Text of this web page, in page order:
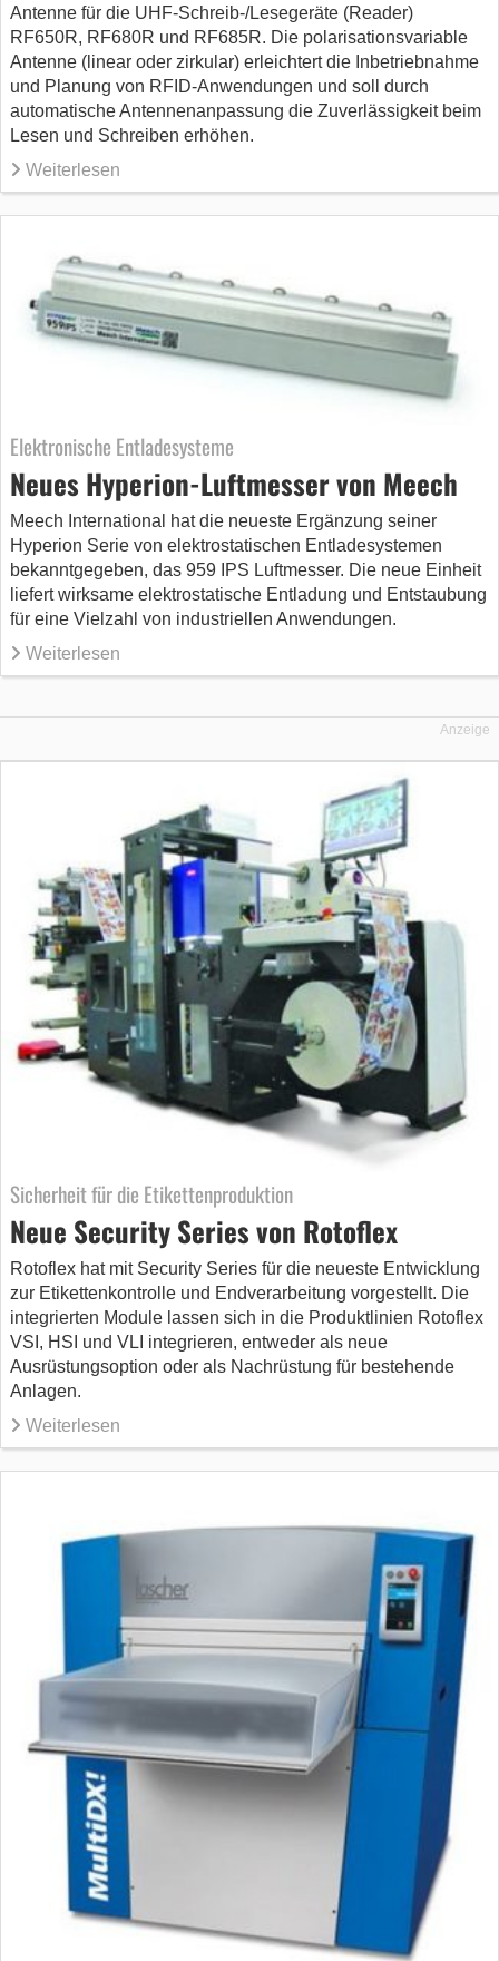
Antenne für die UHF-Schreib-/Lesegeräte (Reader)
RF650R, RF680R und RF685R. Die polarisationsvariable
Antenne (linear oder zirkular) erleichtert die Inbetriebnahme
und Planung von RFID-Anwendungen und soll durch
automatische Antennenanpassung die Zuverlässigkeit beim
Lesen und Schreiben erhöhen.
Weiterlesen
Elektronische Entladesysteme
Neues Hyperion-Luftmesser von Meech
Meech International hat die neueste Ergänzung seiner
Hyperion Serie von elektrostatischen Entladesystemen
bekanntgegeben, das 959 IPS Luftmesser. Die neue Einheit
liefert wirksame elektrostatische Entladung und Entstaubung
für eine Vielzahl von industriellen Anwendungen.
Weiterlesen
Anzeige
Sicherheit für die Etikettenproduktion
Neue Security Series von Rotoflex
Rotoflex hat mit Security Series für die neueste Entwicklung
zur Etikettenkontrolle und Endverarbeitung vorgestellt. Die
integrierten Module lassen sich in die Produktlinien Rotoflex
VSI, HSI und VLI integrieren, entweder als neue
Ausrüstungsoption oder als Nachrüstung für bestehende
Anlagen.
Weiterlesen